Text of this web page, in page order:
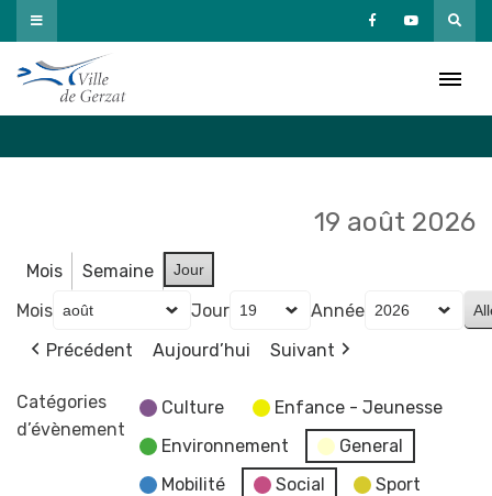
Passer
au
contenu
19 août 2026
Mois Semaine Jour
Mois Jour
Année
Précédent
Aujourd’hui Suivant
Catégories
d’évènement
Culture
Enfance - Jeunesse
Environnement
General
Mobilité
Social
Sport